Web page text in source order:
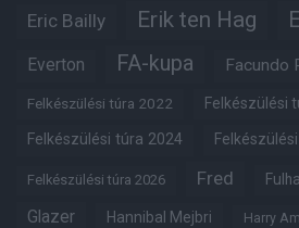
Eric Bailly Erik ten Hag
Everton FA-kupa Facundo
Felkészülési túra 2022 Felkészülési
Felkészülési túra 2024
Felkészülési túra 2026 Fred
Glazer Hannibal Mejbri Harry